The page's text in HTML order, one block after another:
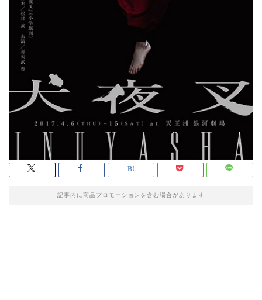
記事内に商品プロモーションを含む場合があります